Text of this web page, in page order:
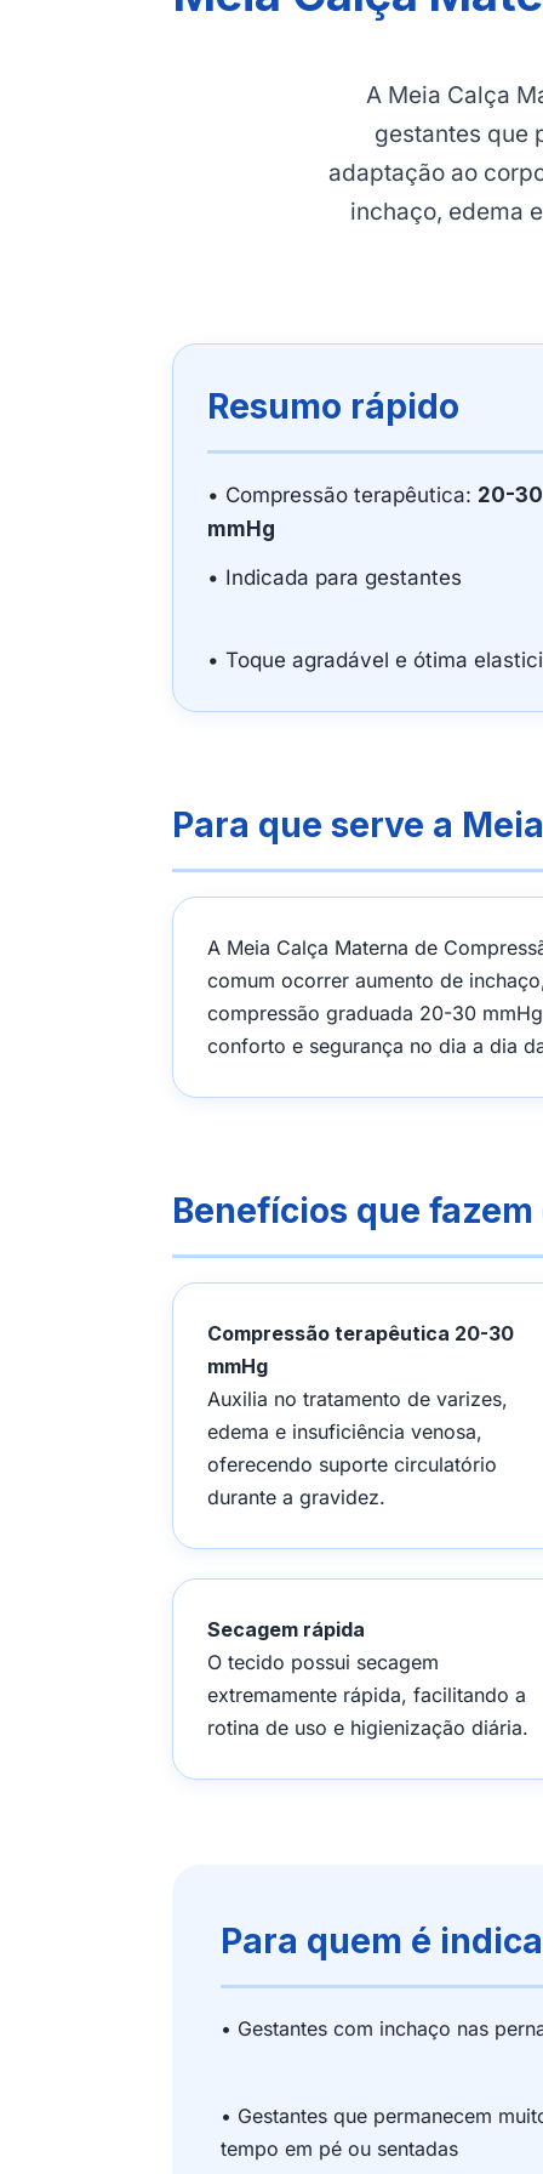
A Meia Calça
gestantes que
adaptação ao
inchaço, edema
Resumo rápido
• Compressão terapêutica: 20-30
mmHg
• Indicada para gestantes
• Toque agradável e ótima
Para que serve a
A Meia Calça Materna de
comum ocorrer aumento de
compressão graduada 20-30
conforto e segurança no dia a dia
Benefícios que
Compressão terapêutica 20-30
mmHg
Auxilia no tratamento de varizes,
edema e insuficiência venosa,
oferecendo suporte circulatório
durante a gravidez.
Secagem rápida
O tecido possui secagem
extremamente rápida, facilitando a
rotina de uso e higienização diária.
Para quem é
• Gestantes com inchaço nas
• Gestantes que permanecem
tempo em pé ou sentadas